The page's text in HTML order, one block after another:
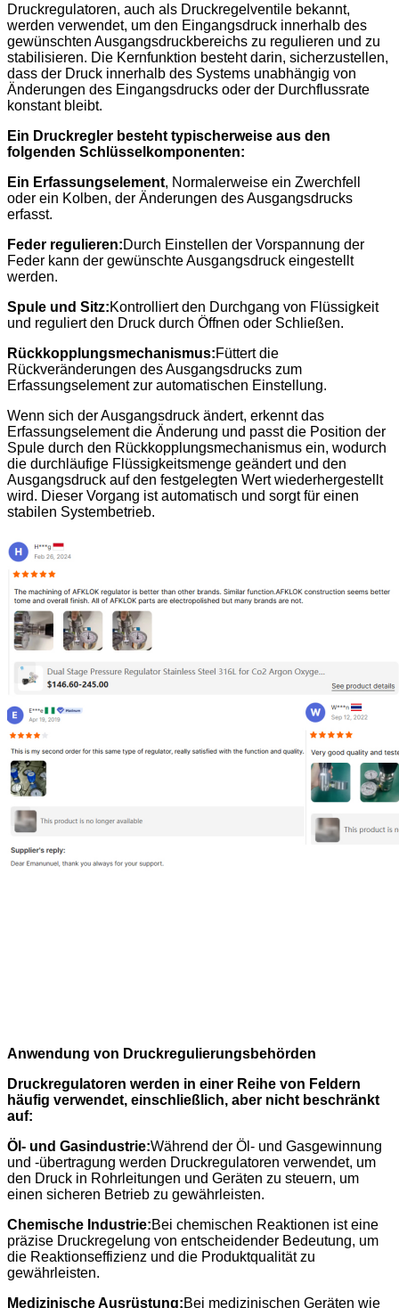
Druckregulatoren, auch als Druckregelventile bekannt,
werden verwendet, um den Eingangsdruck innerhalb des
gewünschten Ausgangsdruckbereichs zu regulieren und zu
stabilisieren. Die Kernfunktion besteht darin, sicherzustellen,
dass der Druck innerhalb des Systems unabhängig von
Änderungen des Eingangsdrucks oder der Durchflussrate
konstant bleibt.
Ein Druckregler besteht typischerweise aus den
folgenden Schlüsselkomponenten:
Ein Erfassungselement, Normalerweise ein Zwerchfell
oder ein Kolben, der Änderungen des Ausgangsdrucks
erfasst.
Feder regulieren:Durch Einstellen der Vorspannung der
Feder kann der gewünschte Ausgangsdruck eingestellt
werden.
Spule und Sitz:Kontrolliert den Durchgang von Flüssigkeit
und reguliert den Druck durch Öffnen oder Schließen.
Rückkopplungsmechanismus:Füttert die
Rückveränderungen des Ausgangsdrucks zum
Erfassungselement zur automatischen Einstellung.
Wenn sich der Ausgangsdruck ändert, erkennt das
Erfassungselement die Änderung und passt die Position der
Spule durch den Rückkopplungsmechanismus ein, wodurch
die durchläufige Flüssigkeitsmenge geändert und den
Ausgangsdruck auf den festgelegten Wert wiederhergestellt
wird. Dieser Vorgang ist automatisch und sorgt für einen
stabilen Systembetrieb.
Anwendung von Druckregulierungsbehörden
Druckregulatoren werden in einer Reihe von Feldern
häufig verwendet, einschließlich, aber nicht beschränkt
auf:
Öl- und Gasindustrie:Während der Öl- und Gasgewinnung
und -übertragung werden Druckregulatoren verwendet, um
den Druck in Rohrleitungen und Geräten zu steuern, um
einen sicheren Betrieb zu gewährleisten.
Chemische Industrie:Bei chemischen Reaktionen ist eine
präzise Druckregelung von entscheidender Bedeutung, um
die Reaktionseffizienz und die Produktqualität zu
gewährleisten.
Medizinische Ausrüstung:Bei medizinischen Geräten wie